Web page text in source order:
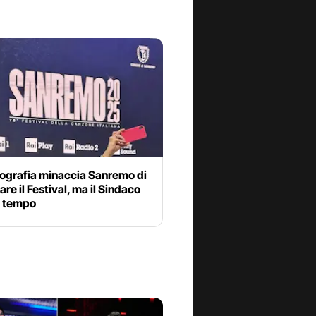
minaccia Sanremo di
il Festival, ma il Sindaco